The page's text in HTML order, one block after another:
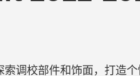
调校部件和饰面，打造个